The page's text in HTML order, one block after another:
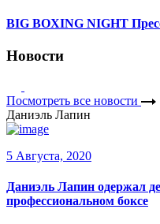
BIG BOXING NIGHT
Новости
Посмотреть все новости
Даниэль Лапин
5 Августа, 2020
Даниэль Лапин одержал
профессиональном боксе